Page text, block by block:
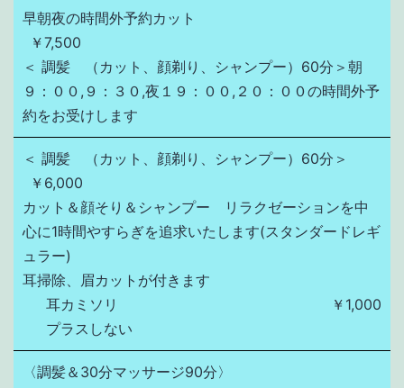
早朝夜の時間外予約カット
￥7,500
＜ 調髪　（カット、顔剃り、シャンプー）60分＞朝
９：００,９：３０,夜１９：００,２０：００の時間外予
約をお受けします
＜ 調髪 （カット、顔剃り、シャンプー）60分＞
￥6,000
カット＆顔そり＆シャンプー　リラクゼーションを中
心に1時間やすらぎを追求いたします(スタンダードレギ
ュラー)
耳掃除、眉カットが付きます
耳カミソリ
￥1,000
プラスしない
〈調髪＆30分マッサージ90分〉